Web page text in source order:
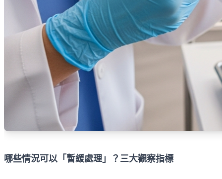
哪些情況可以「暫緩處理」？三大觀察指標